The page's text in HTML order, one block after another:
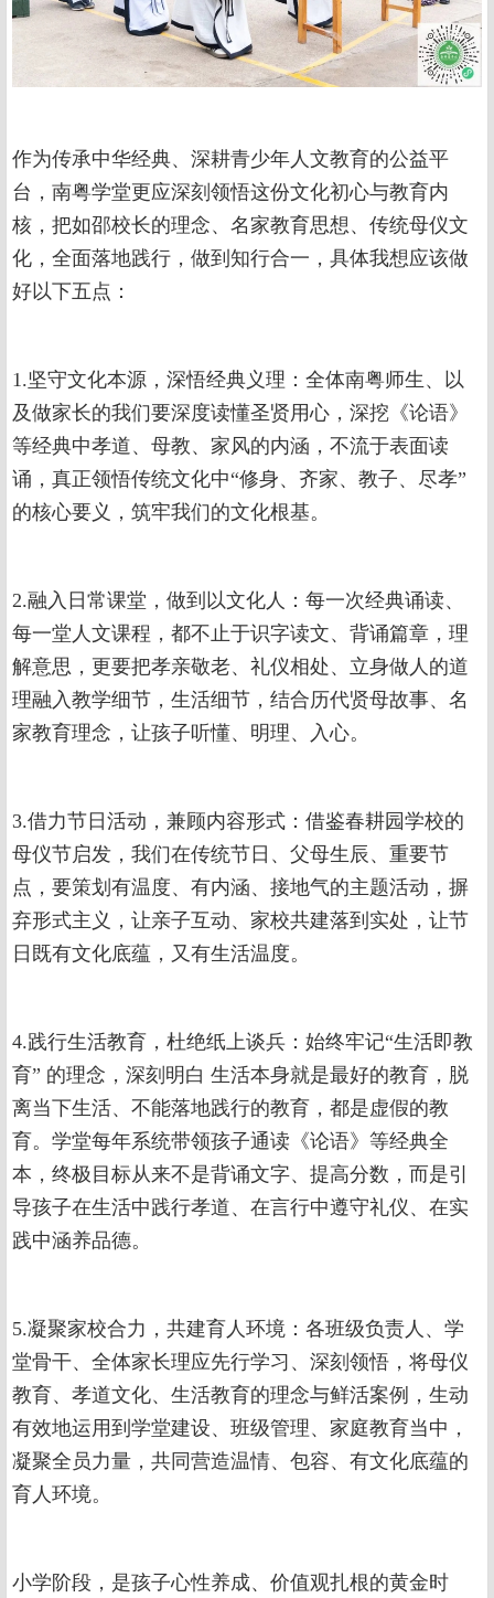
作为传承中华经典、深耕青少年人文教育的公益平
台，南粤学堂更应深刻领悟这份文化初心与教育内
核，把如邵校长的理念、名家教育思想、传统母仪文
化，全面落地践行，做到知行合一，具体我想应该做
好以下五点：
1.坚守文化本源，深悟经典义理：全体南粤师生、以
及做家长的我们要深度读懂圣贤用心，深挖《论语》
等经典中孝道、母教、家风的内涵，不流于表面读
诵，真正领悟传统文化中“修身、齐家、教子、尽孝”
的核心要义，筑牢我们的文化根基。
2.融入日常课堂，做到以文化人：每一次经典诵读、
每一堂人文课程，都不止于识字读文、背诵篇章，理
解意思，更要把孝亲敬老、礼仪相处、立身做人的道
理融入教学细节，生活细节，结合历代贤母故事、名
家教育理念，让孩子听懂、明理、入心。
3.借力节日活动，兼顾内容形式：借鉴春耕园学校的
母仪节启发，我们在传统节日、父母生辰、重要节
点，要策划有温度、有内涵、接地气的主题活动，摒
弃形式主义，让亲子互动、家校共建落到实处，让节
日既有文化底蕴，又有生活温度。
4.践行生活教育，杜绝纸上谈兵：始终牢记“生活即教
育” 的理念，深刻明白 生活本身就是最好的教育，脱
离当下生活、不能落地践行的教育，都是虚假的教
育。学堂每年系统带领孩子通读《论语》等经典全
本，终极目标从来不是背诵文字、提高分数，而是引
导孩子在生活中践行孝道、在言行中遵守礼仪、在实
践中涵养品德。
5.凝聚家校合力，共建育人环境：各班级负责人、学
堂骨干、全体家长理应先行学习、深刻领悟，将母仪
教育、孝道文化、生活教育的理念与鲜活案例，生动
有效地运用到学堂建设、班级管理、家庭教育当中，
凝聚全员力量，共同营造温情、包容、有文化底蕴的
育人环境。
小学阶段，是孩子心性养成、价值观扎根的黄金时